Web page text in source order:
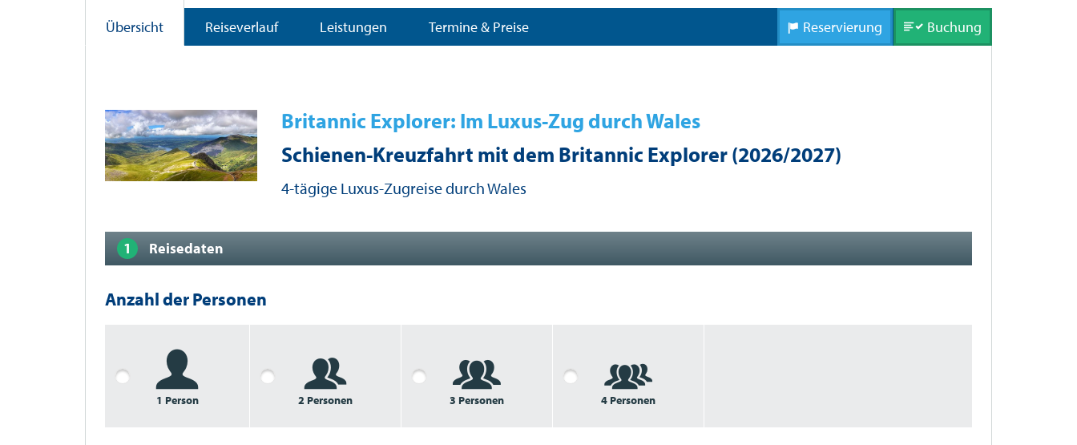
Übersicht Reiseverlauf Leistungen Termine & Preise Buchung
Reservierung
Britannic Explorer: Im Luxus-Zug durch Wales
Schienen-Kreuzfahrt mit dem Britannic Explorer (2026/2027)
4-tägige Luxus-Zugreise durch Wales
Reisedaten
Anzahl der Personen
1 Person 2 Personen 3 Personen 4 Personen